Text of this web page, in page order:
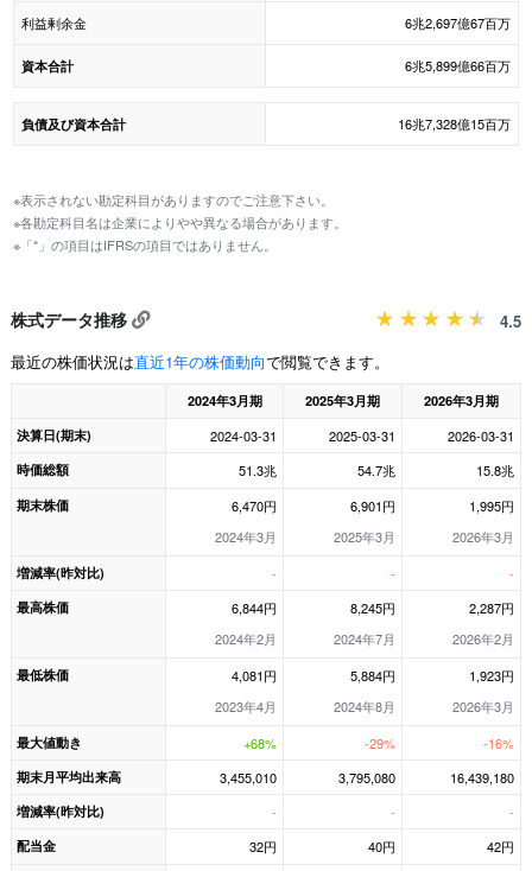
利益剰余金 6兆2,697億67百万
資本合計 6兆5,899億66百万
負債及び資本合計 16兆7,328億15百万
※表示されない勘定科目がありますのでご注意下さい。
※各勘定科目名は企業によりやや異なる場合があります。
※「*」の項目はIFRSの項目ではありません。
株式データ推移
4.5
最近の株価状況は直近1年の株価動向で閲覧できます。
2024年3月期 2025年3月期
2026年3月期
決算日(期末)
2024-03-31 2025-03-31 2026-03-31
時価総額 51.3兆 54.7兆 15.8兆
期末株価
6,470円
2024年3月
6,901円
2025年3月
1,995円
2026年3月
増減率(昨対比) - - -
最高株価
6,844円
2024年2月
8,245円
2024年7月
2,287円
2026年2月
最低株価
4,081円
2023年4月
5,884円
2024年8月
1,923円
2026年3月
最大値動き +68% -29% -16%
期末月平均出来高 3,455,010 3,795,080 16,439,180
増減率(昨対比) - - -
配当金 32円 40円 42円